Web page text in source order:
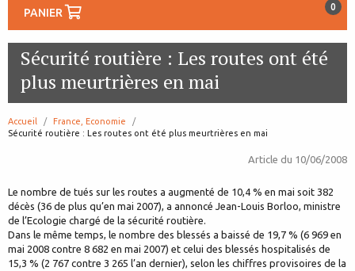
PANIER 0
Sécurité routière : Les routes ont été
plus meurtrières en mai
Accueil
France, Economie
page:
Sécurité routière : Les routes ont été plus meurtrières en mai
Article du 10/06/2008
Le nombre de tués sur les routes a augmenté de 10,4 % en mai soit 382
décès (36 de plus qu’en mai 2007), a annoncé Jean-Louis Borloo, ministre
de l’Ecologie chargé de la sécurité routière.
Dans le même temps, le nombre des blessés a baissé de 19,7 % (6 969 en
mai 2008 contre 8 682 en mai 2007) et celui des blessés hospitalisés de
15,3 % (2 767 contre 3 265 l’an dernier), selon les chiffres provisoires de la